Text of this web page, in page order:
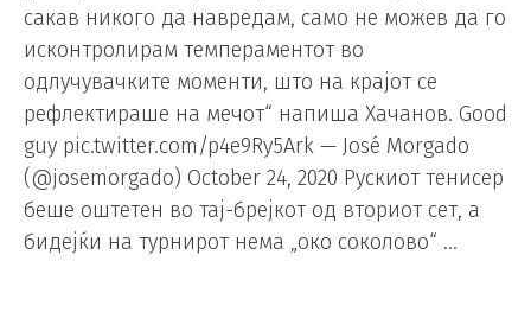
сакав никого да навредам, само не можев да го
исконтролирам темпераментот во
одлучувачките моменти, што на крајот се
рефлектираше на мечот“ напиша Хачанов. Good
guy pic.twitter.com/p4e9Ry5Ark — José Morgado
(@josemorgado) October 24, 2020 Рускиот тенисер
беше оштетен во тај-брејкот од вториот сет, а
бидејќи на турнирот нема „око соколово“ …